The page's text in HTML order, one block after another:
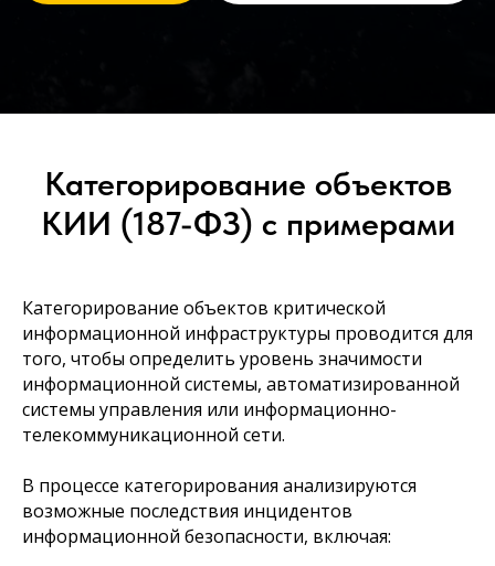
Категорирование объектов
КИИ (187-ФЗ) с примерами
Категорирование объектов критической
информационной инфраструктуры проводится для
того, чтобы определить уровень значимости
информационной системы, автоматизированной
системы управления или информационно-
телекоммуникационной сети.
В процессе категорирования анализируются
возможные последствия инцидентов
информационной безопасности, включая: